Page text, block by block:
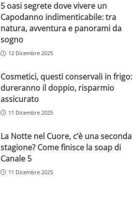
5 oasi segrete dove vivere un
Capodanno indimenticabile: tra
natura, avventura e panorami da
sogno
12 Dicembre 2025
Cosmetici, questi conservali in frigo:
dureranno il doppio, risparmio
assicurato
11 Dicembre 2025
La Notte nel Cuore, c’è una seconda
stagione? Come finisce la soap di
Canale 5
11 Dicembre 2025